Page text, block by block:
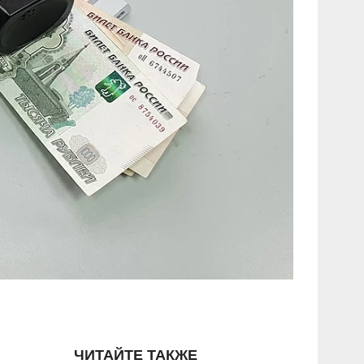
ЧИТАЙТЕ ТАКЖЕ